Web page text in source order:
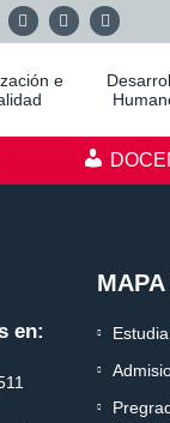
e
en: